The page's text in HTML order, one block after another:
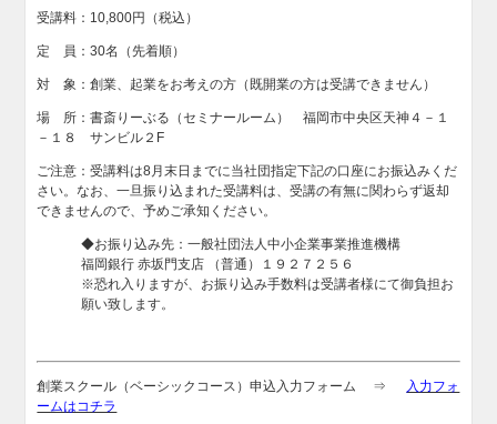
受講料：10,800円（税込）
定 員：30名（先着順）
対 象：創業、起業をお考えの方（既開業の方は受講できません）
場 所：書斎りーぶる（セミナールーム） 福岡市中央区天神４－１
－１８ サンビル２F
ご注意：受講料は8月末日までに当社団指定下記の口座にお振込みくだ
さい。なお、一旦振り込まれた受講料は、受講の有無に関わらず返却
できませんので、予めご承知ください。
◆お振り込み先：一般社団法人中小企業事業推進機構
福岡銀行 赤坂門支店 （普通）１９２７２５６
※恐れ入りますが、お振り込み手数料は受講者様にて御負担お
願い致します。
創業スクール（ベーシックコース）申込入力フォーム ⇒
入力フォ
ームはコチラ